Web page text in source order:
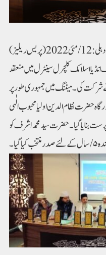
2022(پریس ریلیز)
انڈیا اسلامک کلچرل سینٹرل میں منعقد
شرکت کی۔ میٹنگ میں جمہوری طور پر
حضرت نظام الدین اولیا محبوب الٰہی
بنایا گیا۔ حضرت سید محمد اشرف کو
کیا گیا۔